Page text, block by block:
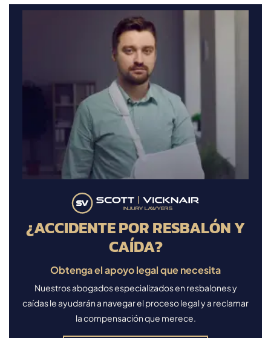
¿ACCIDENTE POR RESBALÓN Y
CAÍDA?
Obtenga el apoyo legal que necesita
Nuestros abogados especializados en resbalones y
caídas le ayudarán a navegar el proceso legal y a reclamar
la compensación que merece.